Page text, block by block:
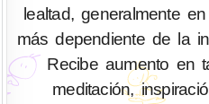
lealtad, generalmente
más dependiente de la
Recibe aumento en
meditación,